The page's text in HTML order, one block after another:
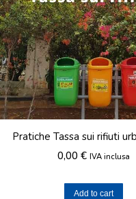
Pratiche Tassa sui rifiuti
0,00 € IVA inclusa
Add to cart